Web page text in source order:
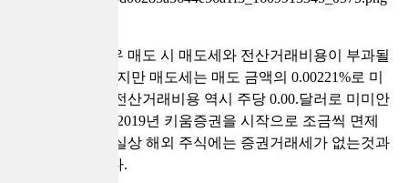
의 경우 매도 시 매도세와 전산거래비용이 부과될
수 있는데요, 하지만 매도세는 매도 금액의 0.00221%로 미
미한 수준이며 전산거래비용 역시 주당 0.00.달러로 미미안
금액이며, 지난 2019년 키움증권을 시작으로 조금씩 면제
하는 추세라 사실상 해외 주식에는 증권거래세가 없는것과
같은 수준입니다.